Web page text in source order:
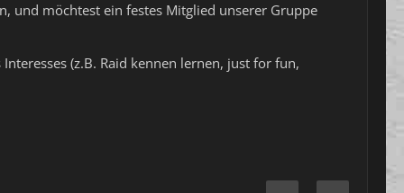
und möchtest ein festes Mitglied unserer Gruppe
(z.B. Raid kennen lernen, just for fun,